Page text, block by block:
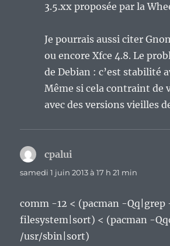
3.5.xx proposée par la
Je pourrais aussi citer
ou encore Xfce 4.8. Le
de Debian : c’est stabilité
Même si cela contraint de
avec des versions vieilles
cpalui
samedi 1 juin 2013 à 17 h 21 min
comm -12 < (pacman -Qq|grep
filesystem|sort) < (pacman -
/usr/sbin|sort)